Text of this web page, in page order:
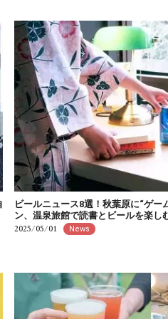
ビールニュース8選！秋葉原に“ゲー
ン、温泉旅館で読書とビールを楽し
2025/05/01 News